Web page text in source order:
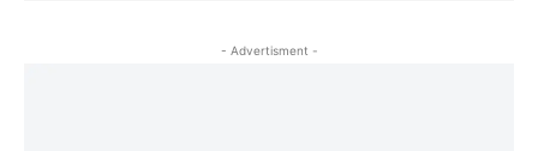
- Advertisment -